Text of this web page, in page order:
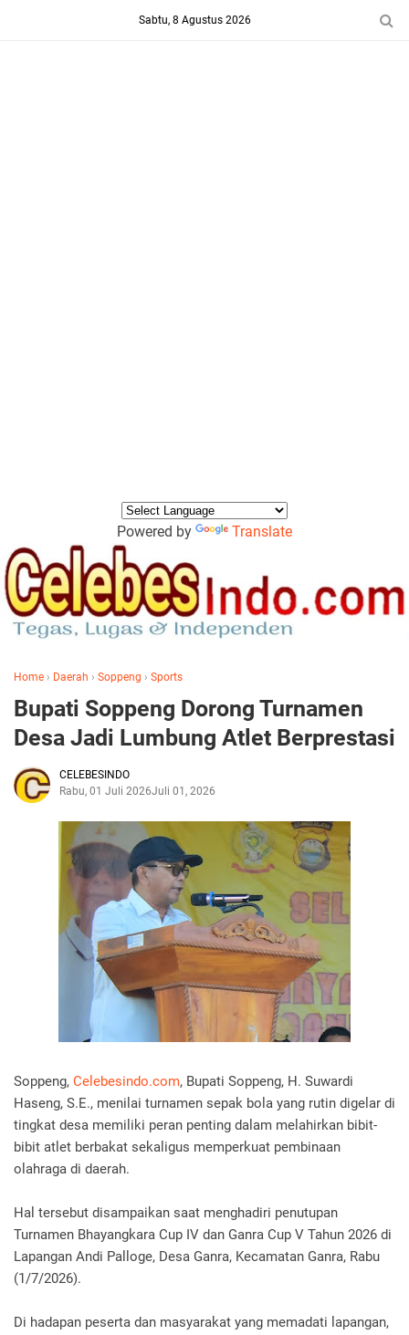
Sabtu, 8 Agustus 2026
Powered by Translate
Home › Daerah › Soppeng › Sports
Bupati Soppeng Dorong Turnamen
Desa Jadi Lumbung Atlet Berprestasi
CELEBESINDO
Rabu, 01 Juli 2026Juli 01, 2026
Soppeng, Celebesindo.com, Bupati Soppeng, H. Suwardi
Haseng, S.E., menilai turnamen sepak bola yang rutin digelar di
tingkat desa memiliki peran penting dalam melahirkan bibit-
bibit atlet berbakat sekaligus memperkuat pembinaan
olahraga di daerah.
Hal tersebut disampaikan saat menghadiri penutupan
Turnamen Bhayangkara Cup IV dan Ganra Cup V Tahun 2026 di
Lapangan Andi Palloge, Desa Ganra, Kecamatan Ganra, Rabu
(1/7/2026).
Di hadapan peserta dan masyarakat yang memadati lapangan,